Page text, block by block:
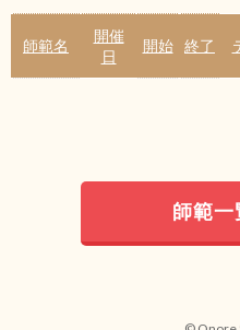
師範名
開催
日
開始 終了
師範一